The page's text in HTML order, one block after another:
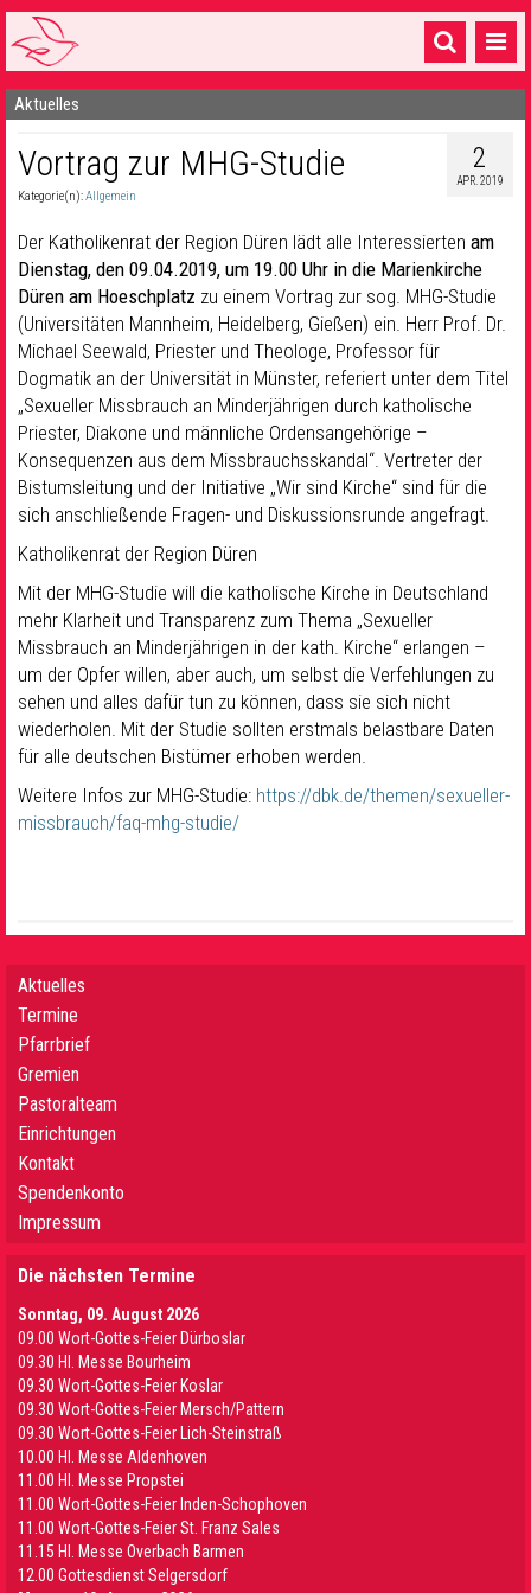
Startseite
1 Pfarrei
16 Gemeinden & mehr
Gottesdienste & Sinnsuche
Sakramente & Feste
Gemeinschaft & Soziales
Musik& Kultur
Seelsorge & Kontakt
Aktuelles
2
APR. 2019
Vortrag zur MHG-Studie
Kategorie(n):Allgemein
Der Katholikenrat der Region Düren lädt alle Interessierten am
Dienstag, den 09.04.2019, um 19.00 Uhr in die Marienkirche
Düren am Hoeschplatz zu einem Vortrag zur sog. MHG-Studie
(Universitäten Mannheim, Heidelberg, Gießen) ein. Herr Prof. Dr.
Michael Seewald, Priester und Theologe, Professor für
Dogmatik an der Universität in Münster, referiert unter dem Titel
„Sexueller Missbrauch an Minderjährigen durch katholische
Priester, Diakone und männliche Ordensangehörige –
Konsequenzen aus dem Missbrauchsskandal“. Vertreter der
Bistumsleitung und der Initiative „Wir sind Kirche“ sind für die
sich anschließende Fragen- und Diskussionsrunde angefragt.
Katholikenrat der Region Düren
Mit der MHG-Studie will die katholische Kirche in Deutschland
mehr Klarheit und Transparenz zum Thema „Sexueller
Missbrauch an Minderjährigen in der kath. Kirche“ erlangen –
um der Opfer willen, aber auch, um selbst die Verfehlungen zu
sehen und alles dafür tun zu können, dass sie sich nicht
wiederholen. Mit der Studie sollten erstmals belastbare Daten
für alle deutschen Bistümer erhoben werden.
Weitere Infos zur MHG-Studie: https://dbk.de/themen/sexueller-
missbrauch/faq-mhg-studie/
Aktuelles
Termine
Pfarrbrief
Gremien
Pastoralteam
Einrichtungen
Kontakt
Spendenkonto
Impressum
Die nächsten Termine
Sonntag, 09. August 2026
09.00 Wort-Gottes-Feier Dürboslar
09.30 HI. Messe Bourheim
09.30 Wort-Gottes-Feier Koslar
09.30 Wort-Gottes-Feier Mersch/Pattern
09.30 Wort-Gottes-Feier Lich-Steinstraß
10.00 Hl. Messe Aldenhoven
11.00 Hl. Messe Propstei
11.00 Wort-Gottes-Feier Inden-Schophoven
11.00 Wort-Gottes-Feier St. Franz Sales
11.15 Hl. Messe Overbach Barmen
12.00 Gottesdienst Selgersdorf